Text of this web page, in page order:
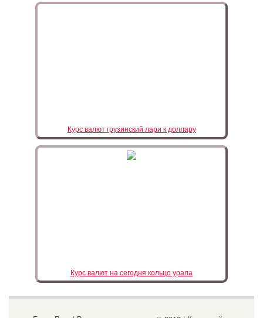
Курс валют грузинский лари к доллару
Курс валют на сегодня кольцо урала